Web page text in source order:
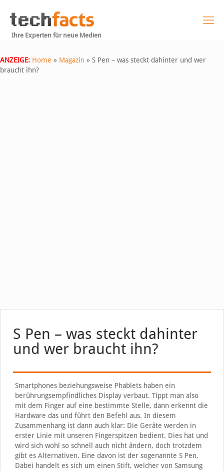
Ihre Experten für neue Medien
ANZEIGE: Home » Magazin » S Pen – was steckt dahinter und wer
braucht ihn?
S Pen – was steckt dahinter
und wer braucht ihn?
Smartphones beziehungsweise Phablets haben ein
berührungsempfindliches Display verbaut. Tippt man also
mit dem Finger auf eine bestimmte Stelle, dann erkennt die
Hardware das und führt den Befehl aus. In diesem
Zusammenhang ist dann auch klar: Die Geräte werden in
erster Linie mit unseren Fingerspitzen bedient. Dies hat und
wird sich wohl so schnell auch nicht ändern, doch trotzdem
gibt es Alternativen. Eine davon ist der sogenannte S Pen.
Dabei handelt es sich um einen Stift, welcher von Samsung